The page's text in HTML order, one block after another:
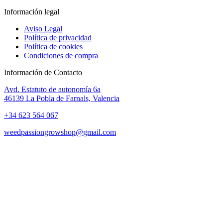
Información legal
Aviso Legal
Política de privacidad
Política de cookies
Condiciones de compra
Información de Contacto
Avd. Estatuto de autonomía 6a
46139 La Pobla de Farnals, Valencia
+34 623 564 067
weedpassiongrowshop@gmail.com